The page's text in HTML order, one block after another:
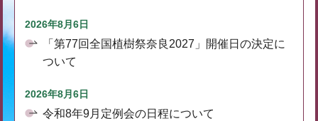
2026年8月6日
「第77回全国植樹祭奈良2027」開催日の決定に
ついて
2026年8月6日
令和8年9月定例会の日程について